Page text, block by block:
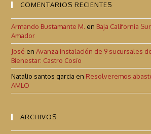
COMENTARIOS RECIENTES
Armando Bustamante M. en Baja California
Amador
José enAvanza instalación de 9 sucursales
Bienestar: Castro Cosío
Natalio santos garcia en Resolveremos
AMLO
ARCHIVOS